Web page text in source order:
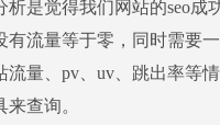
是觉得我们网站的seo成
有流量等于零，同时需要
流量、pv、uv、跳出率等
查询。